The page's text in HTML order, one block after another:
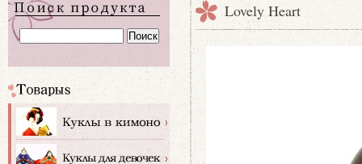
Lovely Heart